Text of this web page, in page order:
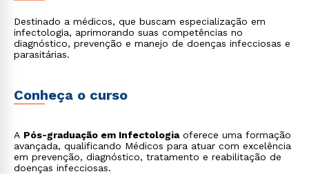
Destinado a médicos, que buscam especialização em
infectologia, aprimorando suas competências no
diagnóstico, prevenção e manejo de doenças infecciosas e
parasitárias.
Conheça o curso
A Pós-graduação em Infectologiaoferece uma formação
avançada, qualificando Médicos para atuar com excelência
em prevenção, diagnóstico, tratamento e reabilitação de
doenças infecciosas.